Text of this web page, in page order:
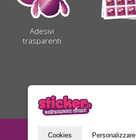
Adesivi
trasparenti
Cookies Personalizzare